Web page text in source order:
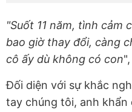
"Suốt 11 năm, tình cảm
bao giờ thay đổi, càng
cô ấy dù không có con
Đối diện với sự khắc
tay chúng tôi, anh khẩn